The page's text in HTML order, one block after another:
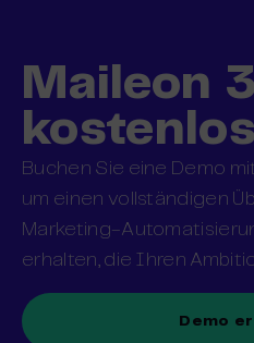
Maileon
Buchen Sie eine Demo
um einen vollständigen
Marketing-
erhalten, die Ihren
Demo